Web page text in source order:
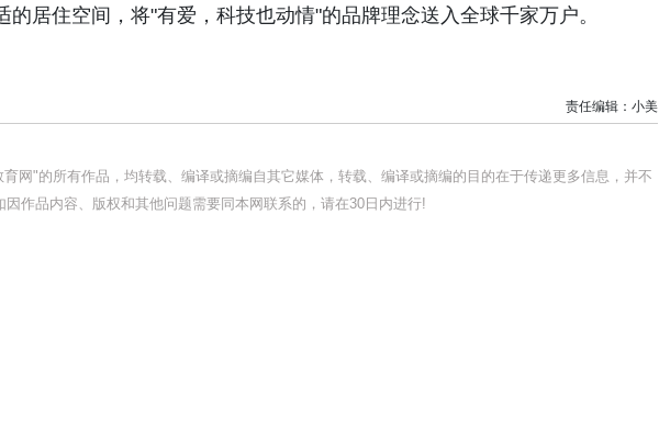
居住空间，将"有爱，科技也动情"的品牌理念送入全球千家万户。
责任编辑：小美
网"的所有作品，均转载、编译或摘编自其它媒体，转载、编译或摘编的目的在于传递更多信息，并不
作品内容、版权和其他问题需要同本网联系的，请在30日内进行!